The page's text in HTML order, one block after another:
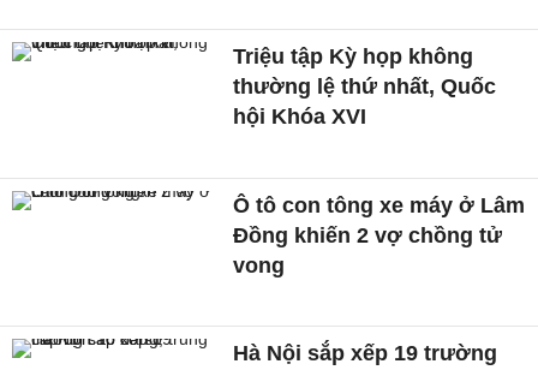
Triệu tập Kỳ họp không
thường lệ thứ nhất, Quốc
hội Khóa XVI
Ô tô con tông xe máy ở Lâm
Đồng khiến 2 vợ chồng tử
vong
Hà Nội sắp xếp 19 trường